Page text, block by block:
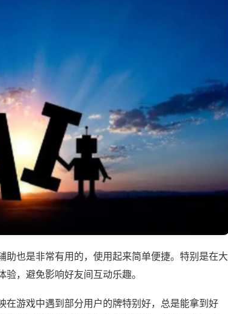
助也是非常有用的，使用起来简单便捷。特别是在大
，避免影响好友间互动乐趣。
在游戏中遇到部分用户的牌特别好，总是能拿到好